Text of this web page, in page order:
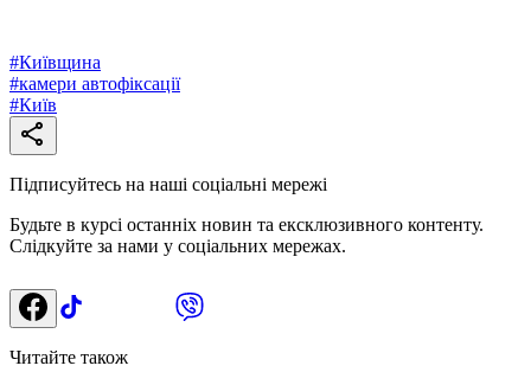
#Київщина
#камери автофіксації
#Київ
Підписуйтесь на наші соціальні мережі
Будьте в курсі останніх новин та ексклюзивного контенту.
Слідкуйте за нами у соціальних мережах.
Читайте також